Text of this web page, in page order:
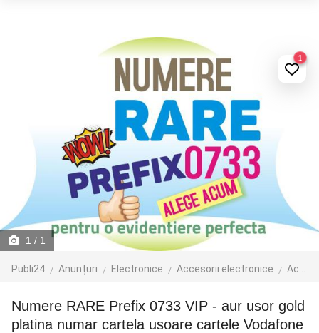
1 / 1
Publi24 Anunțuri Electronice Accesorii electronice Accesorii telefoane mobile
1
Numere RARE Prefix 0733 VIP - aur usor gold
platina numar cartela usoare cartele Vodafone